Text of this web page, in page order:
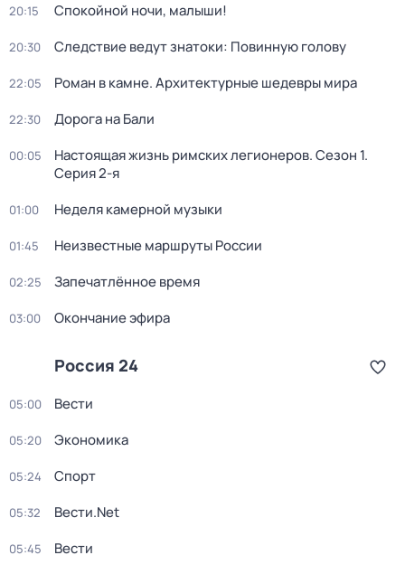
20:15 Спокойной ночи, малыши!
20:30 Следствие ведут знатоки: Повинную голову
22:05 Роман в камне. Архитектурные шедевры мира
22:30 Дорога на Бали
00:05 Настоящая жизнь римских легионеров. Сезон 1.
Серия 2-я
01:00 Неделя камерной музыки
01:45 Неизвестные маршруты России
02:25 Запечатлённое время
03:00 Окончание эфира
Россия 24
05:00 Вести
05:20 Экономика
05:24 Спорт
05:32 Вести.Net
05:45 Вести